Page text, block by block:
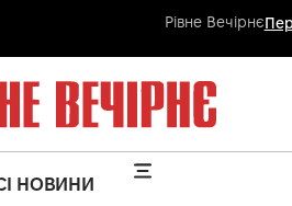
Рівне Вечірнє
НОВИНИ